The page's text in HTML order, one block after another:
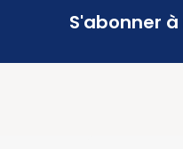
S'abonner